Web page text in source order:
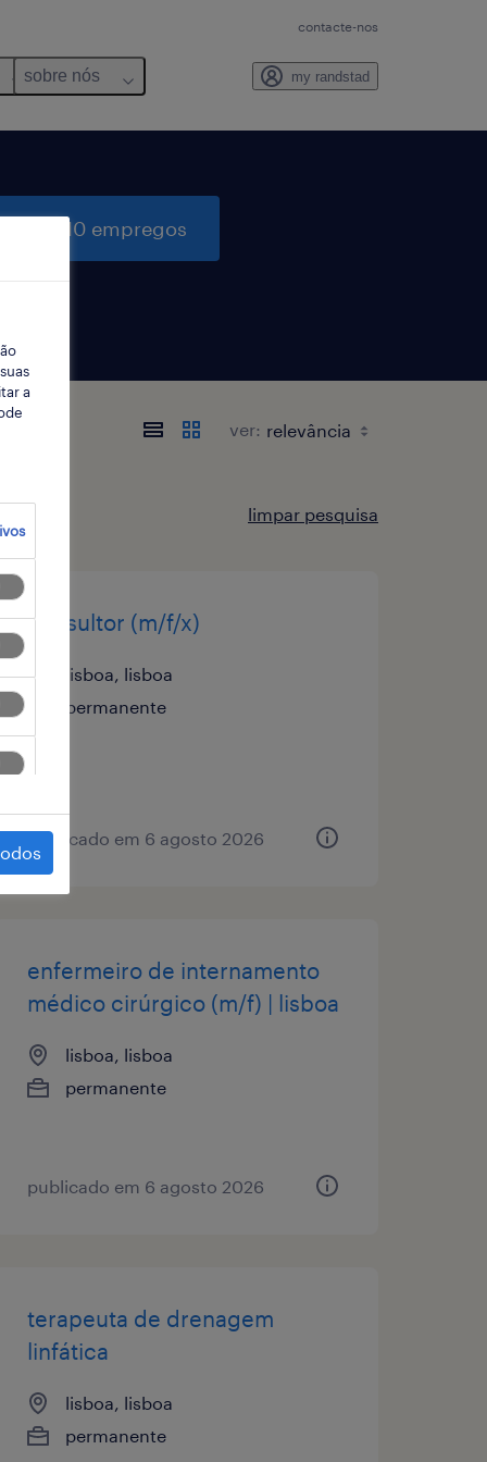
contacte-nos
sobre nós my randstad
10 empregos
ver:
limpar pesquisa
consultor (m/f/x)
lisboa, lisboa
permanente
publicado em 6 agosto 2026
enfermeiro de internamento
médico cirúrgico (m/f) | lisboa
lisboa, lisboa
permanente
publicado em 6 agosto 2026
terapeuta de drenagem
linfática
lisboa, lisboa
permanente
a